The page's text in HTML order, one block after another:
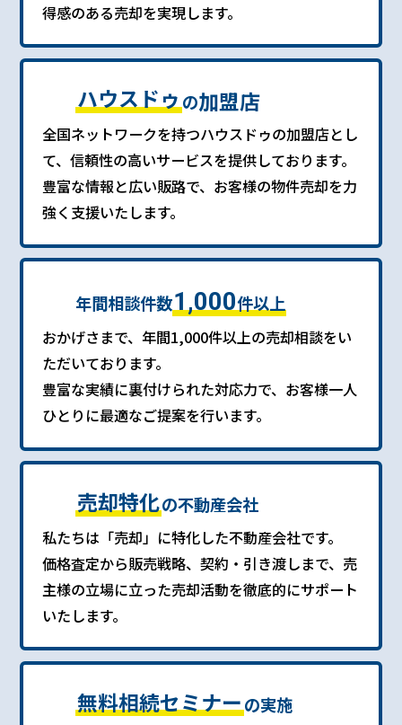
得感のある売却を実現します。
ハウスドゥ の加盟店
全国ネットワークを持つハウスドゥの加盟店とし
て、信頼性の高いサービスを提供しております。
豊富な情報と広い販路で、お客様の物件売却を力
強く支援いたします。
年間相談件数1,000件以上
おかげさまで、年間1,000件以上の売却相談をい
ただいております。
豊富な実績に裏付けられた対応力で、お客様一人
ひとりに最適なご提案を行います。
売却特化の不動産会社
私たちは「売却」に特化した不動産会社です。
価格査定から販売戦略、契約・引き渡しまで、売
主様の立場に立った売却活動を徹底的にサポート
いたします。
無料相続セミナーの実施